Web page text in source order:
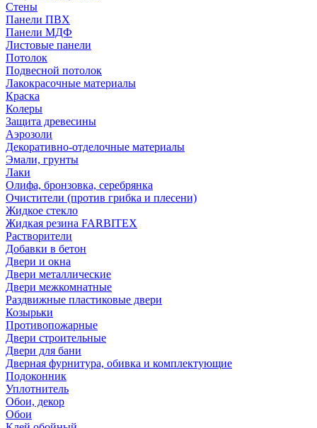
Стены
Панели ПВХ
Панели МДФ
Листовые панели
Потолок
Подвесной потолок
Лакокрасочные материалы
Краска
Колеры
Защита древесины
Аэрозоли
Декоративно-отделочные материалы
Эмали, грунты
Лаки
Олифа, бронзовка, серебрянка
Очистители (против грибка и плесени)
Жидкое стекло
Жидкая резина FARBITEX
Растворители
Добавки в бетон
Двери и окна
Двери металлические
Двери межкомнатные
Раздвижные пластиковые двери
Козырьки
Противопожарные
Двери строительные
Двери для бани
Дверная фурнитура, обивка и комплектующие
Подоконник
Уплотнитель
Обои, декор
Обои